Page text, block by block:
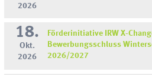
2026
18.
Okt.
2026
Förderinitiative IRW X-
Bewerbungsschluss
2026/2027